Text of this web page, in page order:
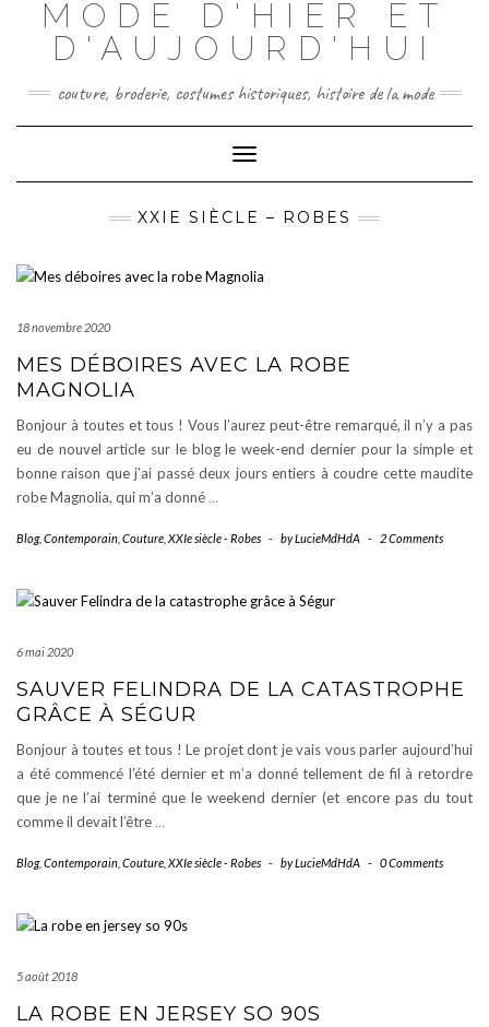
MODE D'HIER ET
D'AUJOURD'HUI
couture, broderie, costumes historiques, histoire de la mode
Toggle
Navigation
XXIE SIÈCLE – ROBES
18 novembre 2020
MES DÉBOIRES AVEC LA ROBE
MAGNOLIA
Bonjour à toutes et tous ! Vous l’aurez peut-être remarqué, il n’y a pas
eu de nouvel article sur le blog le week-end dernier pour la simple et
bonne raison que j’ai passé deux jours entiers à coudre cette maudite
robe Magnolia, qui m’a donné …
Blog, Contemporain Couture XXIe siècle - Robes - byLucieMdHdA - 2 Comments
6 mai 2020
SAUVER FELINDRA DE LA CATASTROPHE
GRÂCE À SÉGUR
Bonjour à toutes et tous ! Le projet dont je vais vous parler aujourd’hui
a été commencé l’été dernier et m’a donné tellement de fil à retordre
que je ne l’ai terminé que le weekend dernier (et encore pas du tout
comme il devait l’être …
Blog, Contemporain Couture XXIe siècle - Robes - byLucieMdHdA - 0 Comments
5 août 2018
LA ROBE EN JERSEY SO 90S